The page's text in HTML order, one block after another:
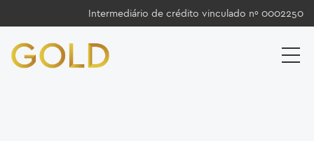
Intermediário de crédito vinculado nº 0002250